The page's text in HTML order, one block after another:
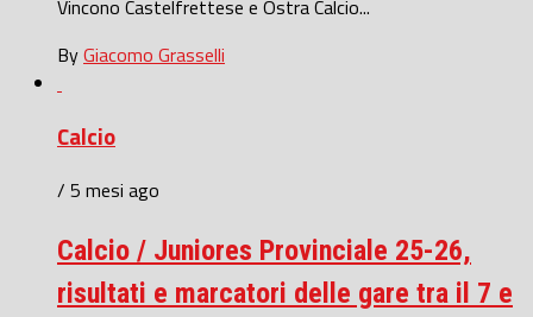
Vincono Castelfrettese e Ostra Calcio...
ByGiacomo Grasselli
Calcio
/ 5 mesi ago
Calcio / Juniores Provinciale 25-26,
risultati e marcatori delle gare tra il 7 e